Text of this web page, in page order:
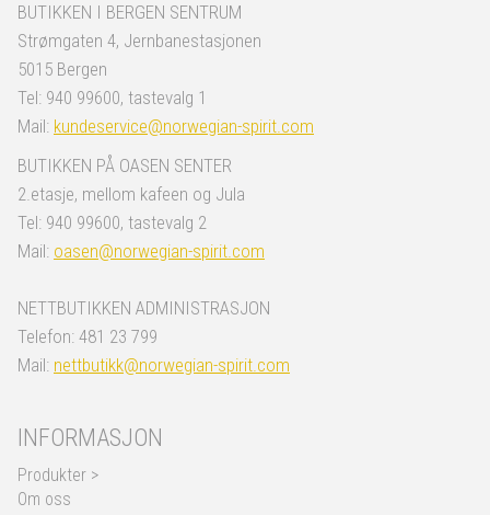
BUTIKKEN I BERGEN SENTRUM
Strømgaten 4, Jernbanestasjonen
5015 Bergen
Tel: 940 99600, tastevalg 1
Mail: kundeservice@norwegian-spirit.com
BUTIKKEN PÅ OASEN SENTER
2.etasje, mellom kafeen og Jula
Tel: 940 99600, tastevalg 2
Mail: oasen@norwegian-spirit.com
NETTBUTIKKEN ADMINISTRASJON
Telefon: 481 23 799
Mail: nettbutikk@norwegian-spirit.com
INFORMASJON
Produkter >
Om oss